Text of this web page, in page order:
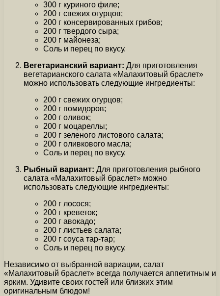
300 г куриного филе;
200 г свежих огурцов;
200 г консервированных грибов;
200 г твердого сыра;
200 г майонеза;
Соль и перец по вкусу.
Вегетарианский вариант: Для приготовления
вегетарианского салата «Малахитовый браслет»
можно использовать следующие ингредиенты:
200 г свежих огурцов;
200 г помидоров;
200 г оливок;
200 г моцареллы;
200 г зеленого листового салата;
200 г оливкового масла;
Соль и перец по вкусу.
Рыбный вариант: Для приготовления рыбного
салата «Малахитовый браслет» можно
использовать следующие ингредиенты:
200 г лосося;
200 г креветок;
200 г авокадо;
200 г листьев салата;
200 г соуса тар-тар;
Соль и перец по вкусу.
Независимо от выбранной вариации, салат
«Малахитовый браслет» всегда получается аппетитным и
ярким. Удивите своих гостей или близких этим
оригинальным блюдом!